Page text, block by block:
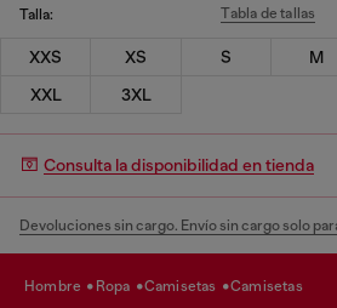
Talla: Tabla de tallas
XXS XS S M
XXL
3XL
Consulta la disponibilidad en tienda
Devoluciones sin cargo. Envío sin cargo solo
hombre ropa camisetas camisetas